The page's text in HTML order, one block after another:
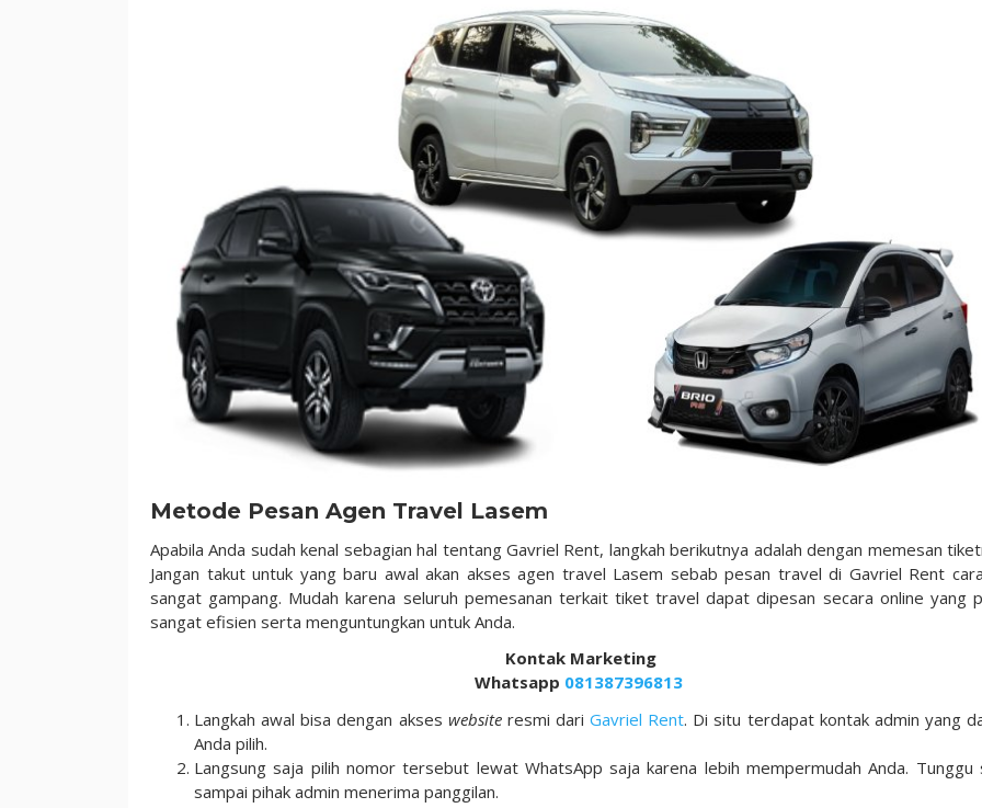
Metode Pesan Agen Travel Lasem
Apabila Anda sudah kenal sebagian hal tentang Gavriel Rent, langkah berikutnya adalah dengan memesan
Jangan takut untuk yang baru awal akan akses agen travel Lasem sebab pesan travel di Gavriel Rent
sangat gampang. Mudah karena seluruh pemesanan terkait tiket travel dapat dipesan secara online yang
sangat efisien serta menguntungkan untuk Anda.
Kontak Marketing
Whatsapp 081387396813
Langkah awal bisa dengan akses websiteresmi dari Gavriel Rent. Di situ terdapat kontak admin yang
Anda pilih.
Langsung saja pilih nomor tersebut lewat WhatsApp saja karena lebih mempermudah Anda. Tunggu
sampai pihak admin menerima panggilan.